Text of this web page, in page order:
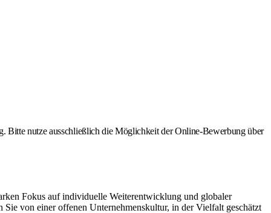
Bitte nutze ausschließlich die Möglichkeit der Online-Bewerbung über
Fokus auf individuelle Weiterentwicklung und globaler
von einer offenen Unternehmenskultur, in der Vielfalt geschätzt